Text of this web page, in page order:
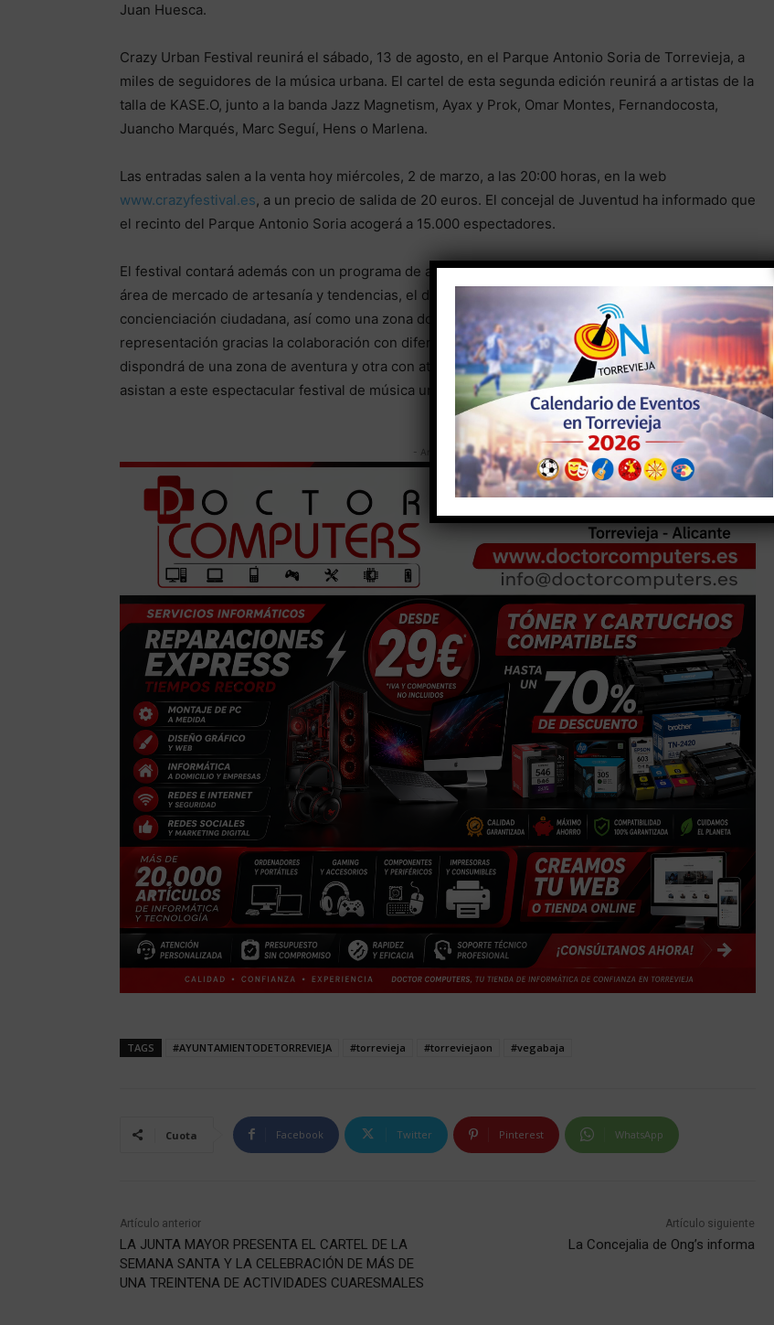
Juan Huesca.
Crazy Urban Festival reunirá el sábado, 13 de agosto, en el Parque Antonio Soria de Torrevieja, a
miles de seguidores de la música urbana. El cartel de esta segunda edición reunirá a artistas de la
talla de KASE.O, junto a la banda Jazz Magnetism, Ayax y Prok, Omar Montes, Fernandocosta,
Juancho Marqués, Marc Seguí, Hens o Marlena.
Las entradas salen a la venta hoy miércoles, 2 de marzo, a las 20:00 horas, en la web
www.crazyfestival.es, a un precio de salida de 20 euros. El concejal de Juventud ha informado que
el recinto del Parque Antonio Soria acogerá a 15.000 espectadores.
El festival contará además con un programa de actividades en paralelo. Entre ellas destacan el
área de mercado de artesanía y tendencias, el de food trucks, el destinado a ONG’s y
concienciación ciudadana, así como una zona donde el skate, el surf y la pintura tendrán
representación gracias la colaboración con diferentes escuelas torrevejenses. El recinto
dispondrá de una zona de aventura y otra con atracciones de feria para todos los asistentes que
asistan a este espectacular festival de música urbana.
- Anuncio -
TAGS #AYUNTAMIENTODETORREVIEJA #torrevieja #torreviejaon #vegabaja
Cuota Facebook Twitter Pinterest WhatsApp
Artículo anterior
LA JUNTA MAYOR PRESENTA EL CARTEL DE LA
SEMANA SANTA Y LA CELEBRACIÓN DE MÁS DE
UNA TREINTENA DE ACTIVIDADES CUARESMALES
Artículo siguiente
La Concejalia de Ong’s informa